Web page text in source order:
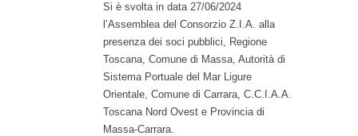
Si è svolta in data 27/06/2024
l’Assemblea del Consorzio Z.I.A. alla
presenza dei soci pubblici, Regione
Toscana, Comune di Massa, Autorità di
Sistema Portuale del Mar Ligure
Orientale, Comune di Carrara, C.C.I.A.A.
Toscana Nord Ovest e Provincia di
Massa-Carrara.